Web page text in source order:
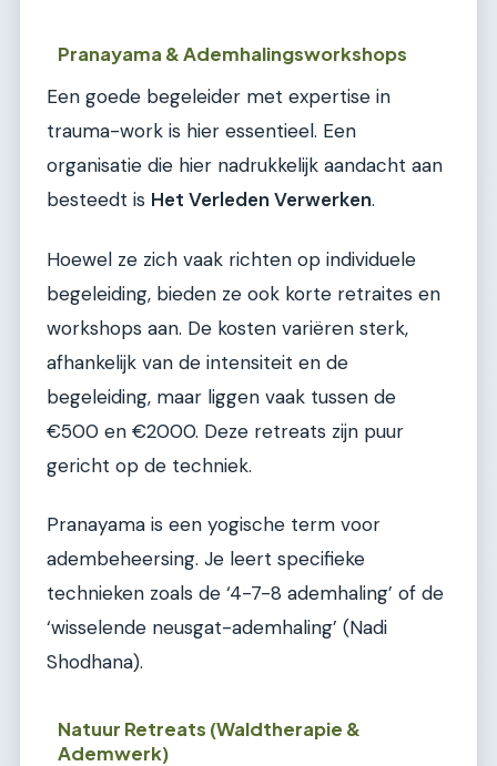
Pranayama & Ademhalingsworkshops
Een goede begeleider met expertise in
trauma-work is hier essentieel. Een
organisatie die hier nadrukkelijk aandacht aan
besteedt is Het Verleden Verwerken.
Hoewel ze zich vaak richten op individuele
begeleiding, bieden ze ook korte retraites en
workshops aan. De kosten variëren sterk,
afhankelijk van de intensiteit en de
begeleiding, maar liggen vaak tussen de
€500 en €2000. Deze retreats zijn puur
gericht op de techniek.
Pranayama is een yogische term voor
adembeheersing. Je leert specifieke
technieken zoals de ‘4-7-8 ademhaling’ of de
‘wisselende neusgat-ademhaling’ (Nadi
Shodhana).
Natuur Retreats (Waldtherapie &
Ademwerk)